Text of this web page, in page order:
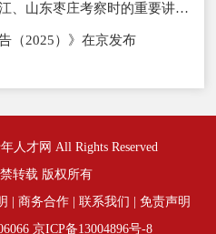
时的重要讲话激励广大干部群众坚定信心团结奋斗
（2025）》在京发布
人才网 All Rights Reserved
转载 版权所有
商务合作| 联系我们
免责声明
京ICP备13004896号-8